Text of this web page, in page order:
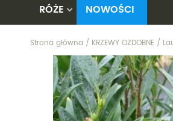
Brzoskwinie
Grusze
Jabłonie
RÓŻE
Na pniu
Okrywowe
Pnące
Rabatowe
NOWOŚCI
Strona główna / KRZEWY OZDOBNE /